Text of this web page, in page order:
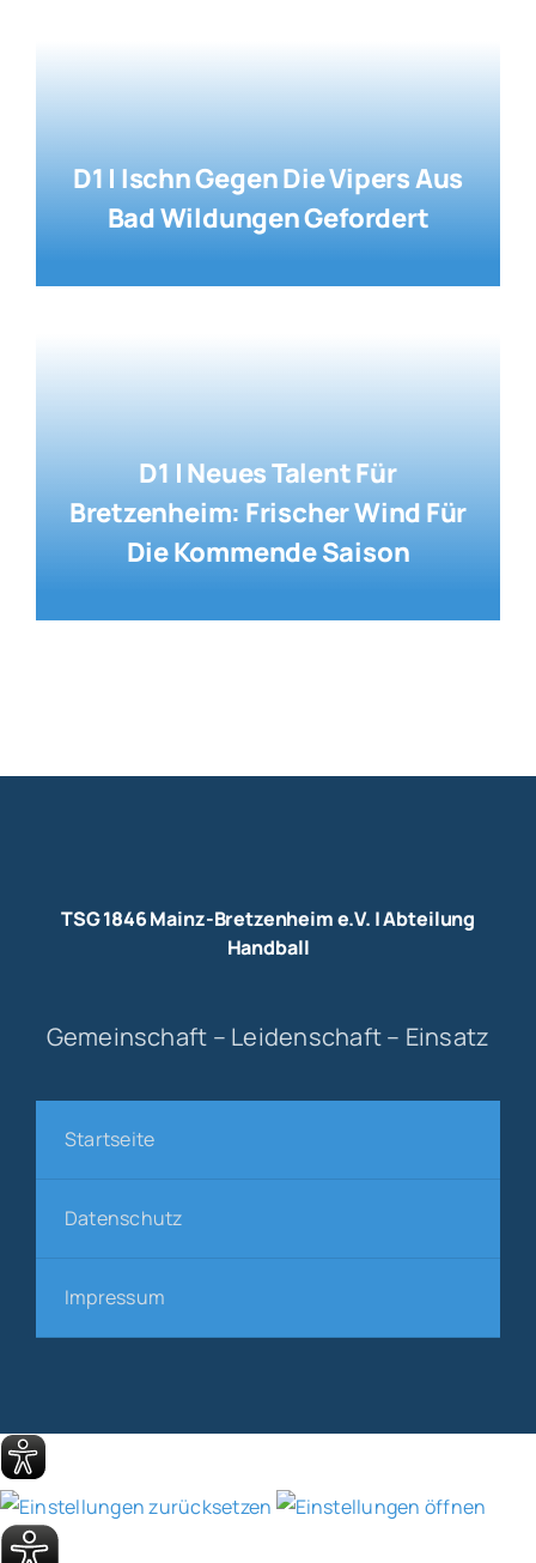
D1 | Ischn Gegen Die Vipers Aus
Bad Wildungen Gefordert
D1 | Neues Talent Für
Bretzenheim: Frischer Wind Für
Die Kommende Saison
TSG 1846 Mainz-Bretzenheim e.V. | Abteilung
Handball
Gemeinschaft – Leidenschaft – Einsatz
Startseite
Datenschutz
Impressum